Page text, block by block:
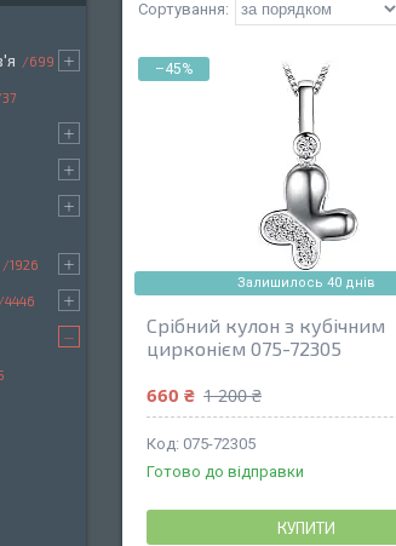
–45%
Залишилось 40 днів
Срібний кулон з кубічним
цирконієм 075-72305
660 ₴ 1 200 ₴
075-72305
Готово до відправки
КУПИТИ
699
37
1926
4446
5